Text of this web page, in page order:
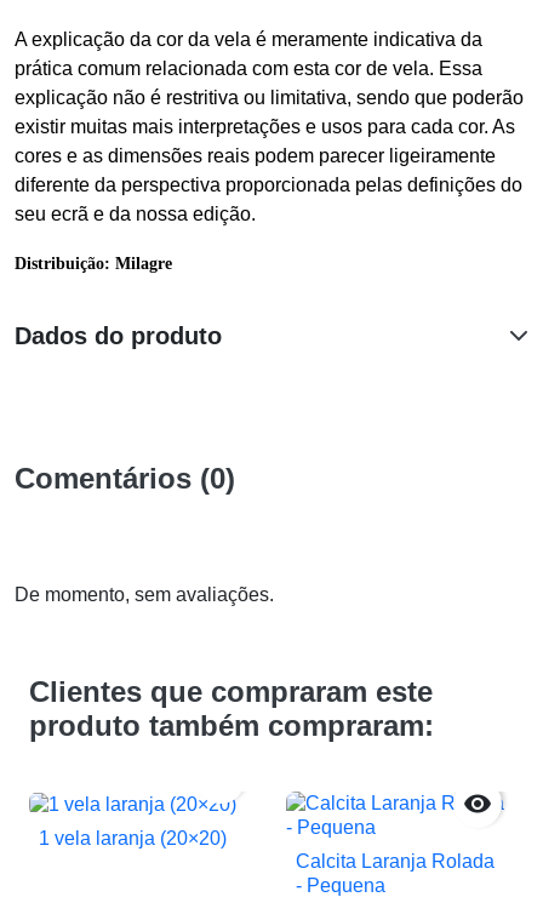
A explicação da cor da vela é meramente indicativa da
prática comum relacionada com esta cor de vela. Essa
explicação não é restritiva ou limitativa, sendo que poderão
existir muitas mais interpretações e usos para cada cor. As
cores e as dimensões reais podem parecer ligeiramente
diferente da perspectiva proporcionada pelas definições do
seu ecrã e da nossa edição.
Distribuição: Milagre
Dados do produto
Comentários (0)
De momento, sem avaliações.
Clientes que compraram este
produto também compraram:
1 vela laranja (20×20)

Calcita Laranja Rolada
- Pequena